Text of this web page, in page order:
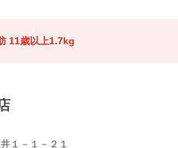
11歳以上1.7kg
１－１－２１